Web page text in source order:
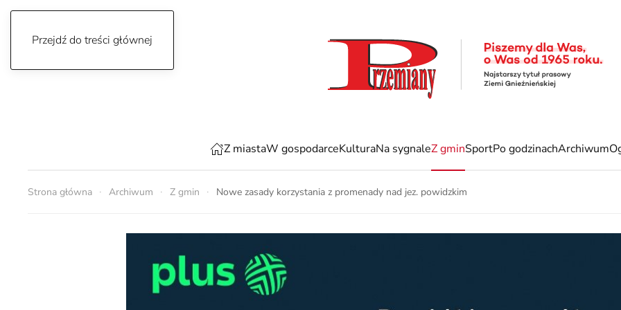
Przejdź do treści głównej
Z miastaW gospodarceKulturaNa sygnaleZ gminSportPo godzinachArchiwum
Strona główna Archiwum Z gmin Nowe zasady korzystania z promenady nad jez. powidzkim